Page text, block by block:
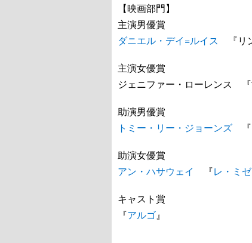
【映画部門】
主演男優賞
ダニエル・デイ=ルイス 『リ
主演女優賞
ジェニファー・ローレンス 『
助演男優賞
トミー・リー・ジョーンズ 『
助演女優賞
アン・ハサウェイ
『レ・ミ
キャスト賞
『アルゴ』